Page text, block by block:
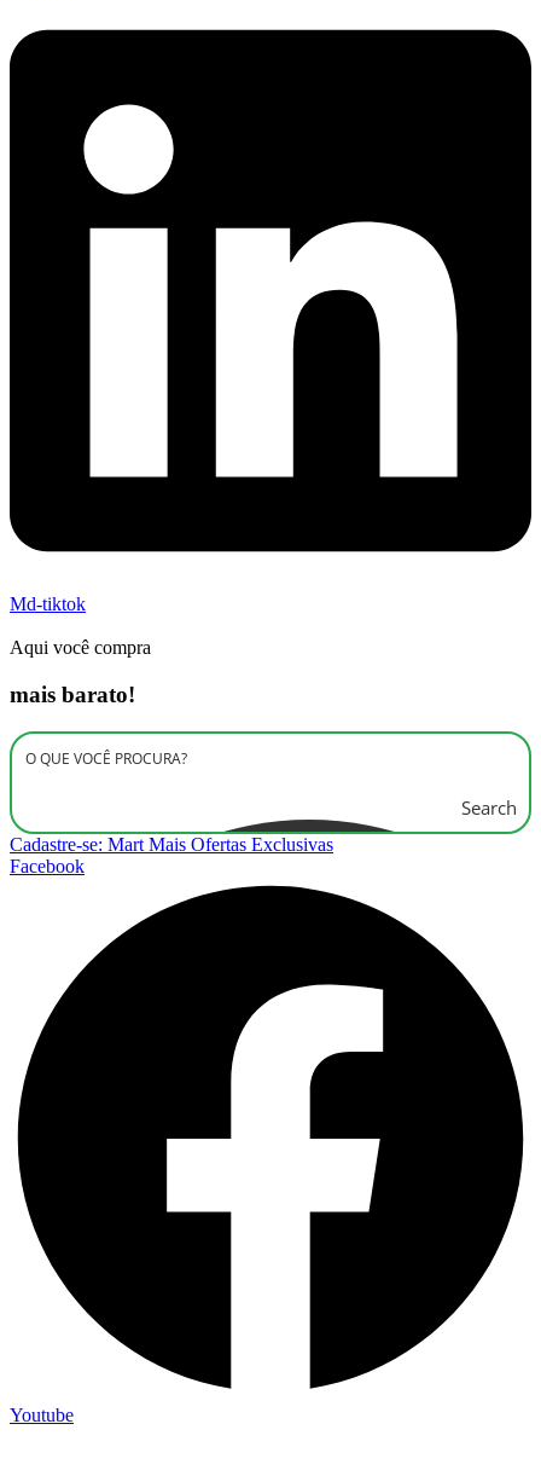
Md-tiktok
Aqui você compra
mais barato!
Search
Cadastre-se: Mart Mais Ofertas Exclusivas
Facebook
Youtube